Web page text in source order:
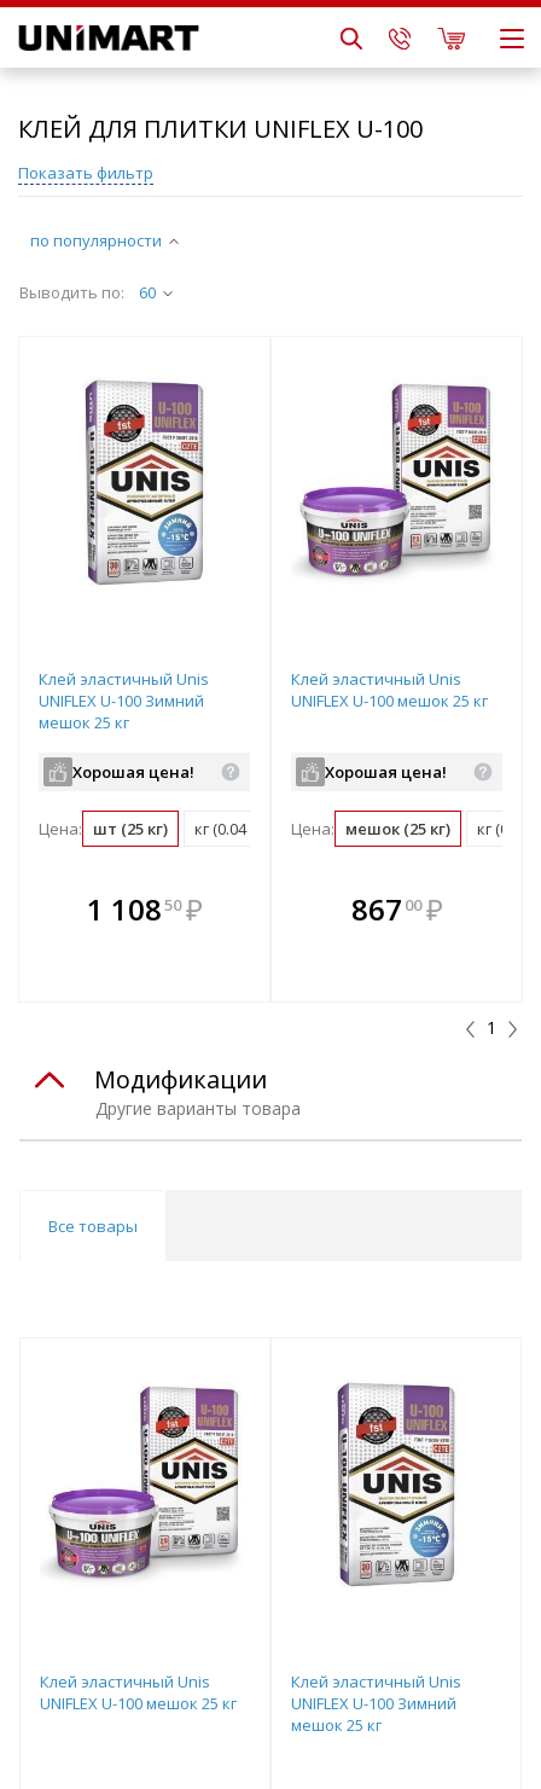
КЛЕЙ ДЛЯ ПЛИТКИ UNIFLEX U-100
по популярности
Выводить по: 60
Клей эластичный Unis
UNIFLEX U-100 Зимний
мешок 25 кг
Хорошая цена!
Цена: шт (25 кг) кг (0.04 шт)
1 10850 ₽
В комплекте
всегда выгоднее!
Клей эластичный Unis
UNIFLEX U-100 мешок 25 кг
Хорошая цена!
Цена: мешок (25 кг) кг (0.04
В комплекте
всегда выгоднее!
867 00 ₽
1
Показать фильтр
Другие варианты товара
Модификации
Все товары
Клей эластичный Unis
UNIFLEX U-100 мешок 25 кг
Клей эластичный Unis
UNIFLEX U-100 Зимний
мешок 25 кг